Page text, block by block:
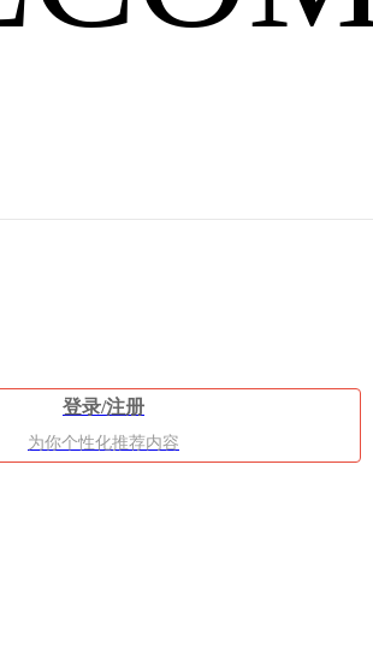
登录/注册
为你个性化推荐内容